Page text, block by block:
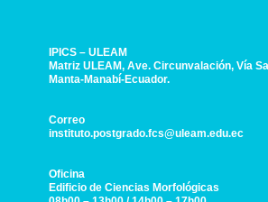
IPICS – ULEAM
Matriz ULEAM, Ave. Circunvalación, Vía
Manta-Manabí-Ecuador.
Correo
instituto.postgrado.fcs@uleam.edu.ec
Oficina
Edificio de Ciencias Morfológicas